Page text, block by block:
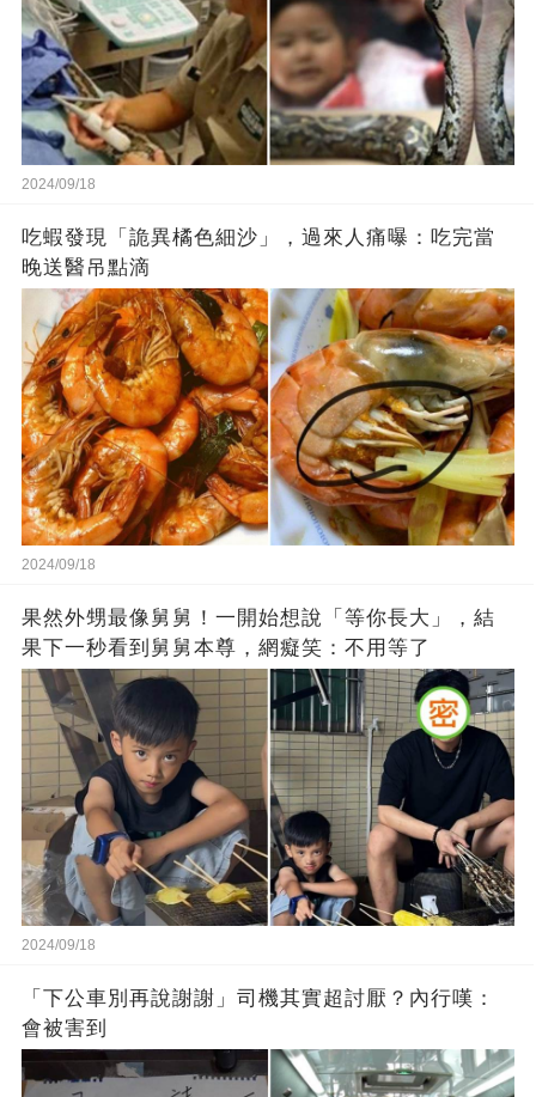
2024/09/18
吃蝦發現「詭異橘色細沙」，過來人痛曝：吃完當
晚送醫吊點滴
2024/09/18
果然外甥最像舅舅！一開始想說「等你長大」，結
果下一秒看到舅舅本尊，網癡笑：不用等了
2024/09/18
「下公車別再說謝謝」司機其實超討厭？內行嘆：
會被害到